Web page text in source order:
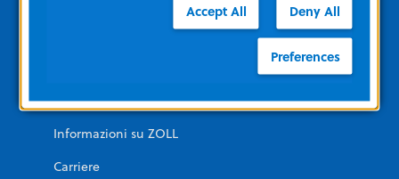
Informazioni su ZOLL
Carriere
Accept All Deny All
Preferences